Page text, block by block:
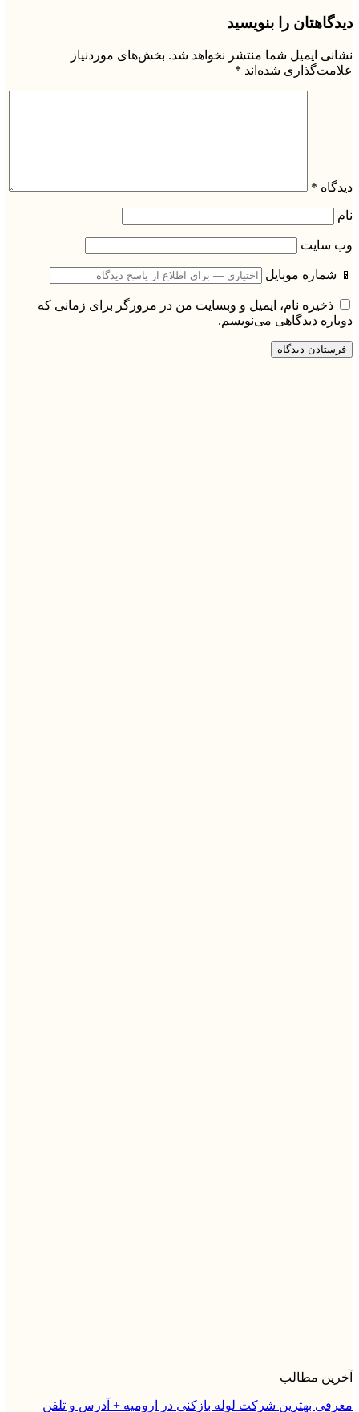
دیدگاهتان را بنویسید
نشانی ایمیل شما منتشر نخواهد شد. بخش‌های موردنیاز
علامت‌گذاری شده‌اند *
دیدگاه *
نام
وب‌ سایت
📱 شماره موبایل
ذخیره نام، ایمیل و وبسایت من در مرورگر برای زمانی که
دوباره دیدگاهی می‌نویسم.
آخرین مطالب
معرفی بهترین شرکت لوله بازکنی در ارومیه + آدرس و تلفن